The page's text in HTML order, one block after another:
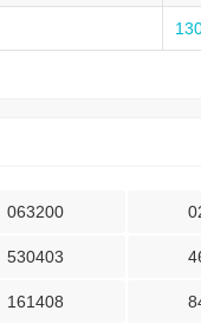
063200
530403
161408